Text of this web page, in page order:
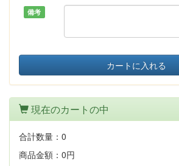
備考
カートに入れる
現在のカートの中
合計数量： 0
商品金額： 0円